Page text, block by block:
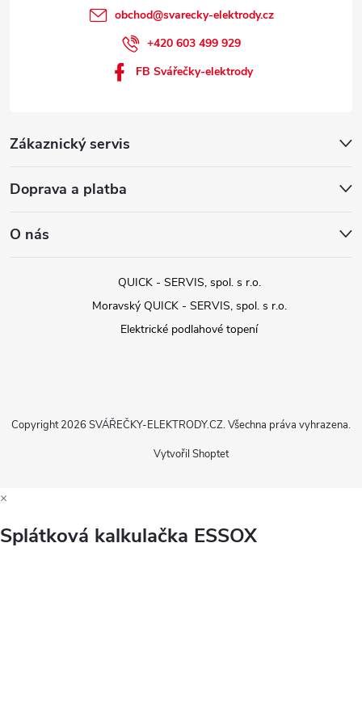
Zákaznický servis
Doprava a platba
O nás
obchod@svarecky-elektrody.cz
+420 603 499 929
FB Svářečky-elektrody
QUICK - SERVIS, spol. s r.o.
Moravský QUICK - SERVIS, spol. s r.o.
Elektrické podlahové topení
Vytvořil Shoptet
Copyright 2026 SVÁŘEČKY-ELEKTRODY.CZ. Všechna práva vyhrazena.
×
Splátková kalkulačka ESSOX